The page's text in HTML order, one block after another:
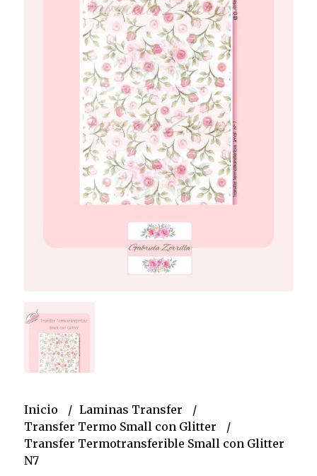
Inicio
Laminas Transfer
Transfer Termo Small con Glitter
Transfer Termotransferible Small con Glitter
N7